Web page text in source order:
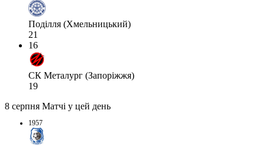
Поділля (Хмельницький)
21
16
СК Металург (Запоріжжя)
19
8 серпня Матчі у цей день
1957